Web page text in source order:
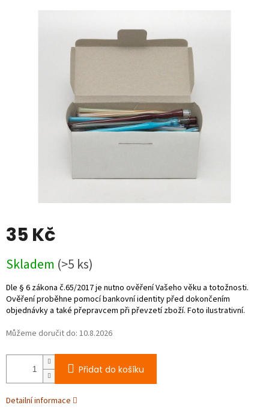
35 Kč
cena:
Skladem (>5 ks)
Můžeme doručit do: 10.8.2026
Přidat do košíku
Detailní informace